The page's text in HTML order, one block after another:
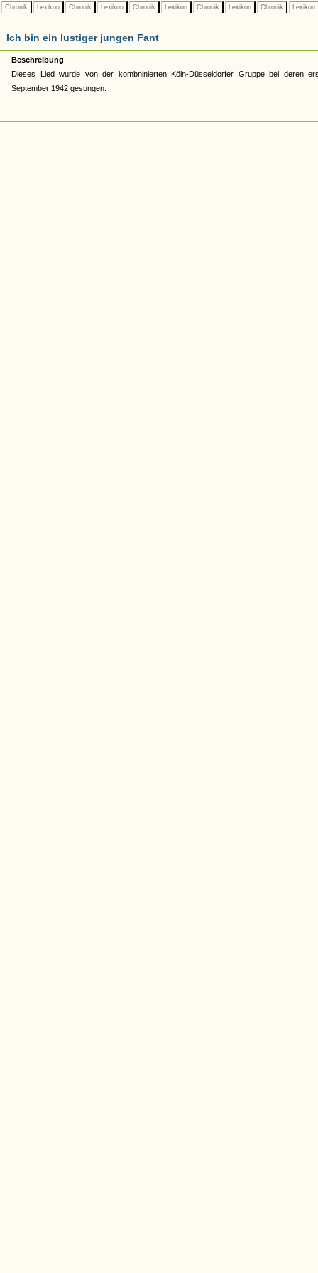
Chronik Lexikon Chronik Lexikon Chronik Lexikon Chronik Lexikon Chronik Lexikon
Ich bin ein lustiger jungen Fant
Beschreibung
Dieses Lied wurde von der kombninierten Köln-Düsseldorfer Gruppe bei deren
September 1942 gesungen.